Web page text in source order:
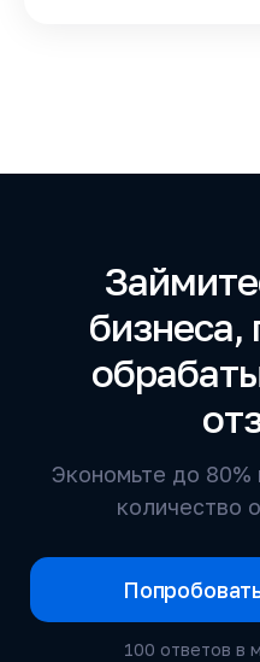
бизнеса,
Экономьте до
количество
100 ответов в